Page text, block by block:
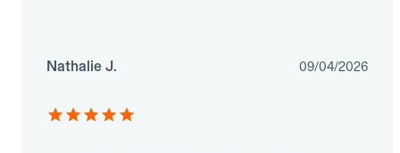
Nathalie J. 09/04/2026